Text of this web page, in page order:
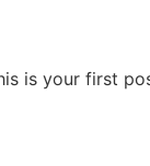
is your first